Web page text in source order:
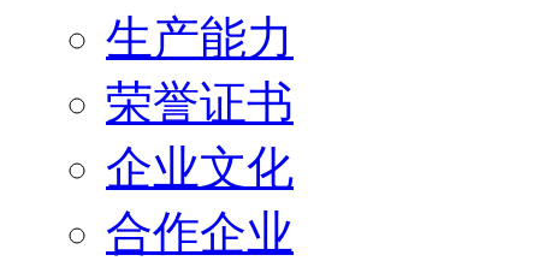
生产能力
荣誉证书
企业文化
合作企业